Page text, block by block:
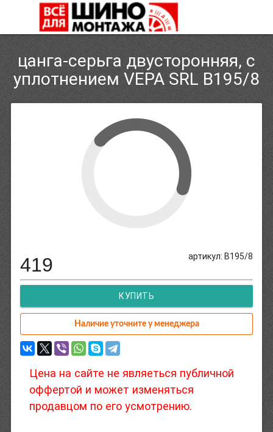
цанга-серьга двусторонняя, с
уплотнением VEPA SRL B195/8
артикул: B195/8
419
КУПИТЬ
Наличие уточните у менеджера
Цена на сайте не являеться публичной
оффертой и может изменяться
продавцом по его усмотрению.